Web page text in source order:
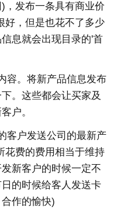
，发布一条具有商业价
好，但是也花不了多少
息就会出现目录的'首
容。将新产品信息发布
。这些都会让买家及
户。
客户发送公司的最新产
花费的费用相当于维持
新客户的时候一定不
的时候给客人发送卡
作的愉快)